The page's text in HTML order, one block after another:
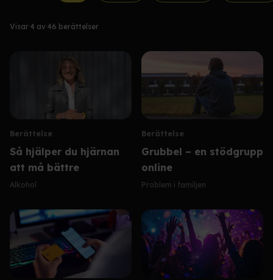
Visar 4 av 46 berättelser
Berättelse
Så hjälper du hjärnan
att må bättre
Alkohol
Berättelse
Grubbel – en stödgrupp
online
Problem i familjen